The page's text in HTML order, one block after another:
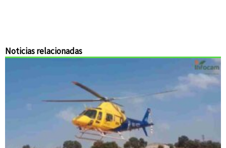
Noticias relacionadas